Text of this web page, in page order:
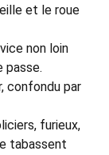
et le roue
non loin
passe.
confondu par
furieux,
tabassent